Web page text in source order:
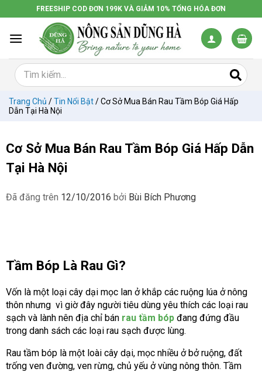
đến
dung
FREESHIP COD ĐƠN 199K VÀ GIẢM 10% TỔNG HÓA ĐƠN
Trang Chủ /Tin Nổi Bật/Cơ Sở Mua Bán Rau Tầm Bóp Giá Hấp
Dẫn Tại Hà Nội
Cơ Sở Mua Bán Rau Tầm Bóp Giá Hấp Dẫn
Tại Hà Nội
Đã đăng trên 12/10/2016 bởi Bùi Bích Phương
Tầm Bóp Là Rau Gì?
Vốn là một loại cây dại mọc lan ở khắp các ruộng lúa ở nông
thôn nhưng vì giờ đây người tiêu dùng yêu thích các loại rau
sạch và lành nên địa chỉ bán rau tầm bóp đang đứng đầu
trong danh sách các loại rau sạch được lùng.
Rau tầm bóp là một loài cây dại, mọc nhiều ở bở ruộng, đất
trống ven đường, ven rừng, chủ yếu ở vùng nông thôn. Tầm